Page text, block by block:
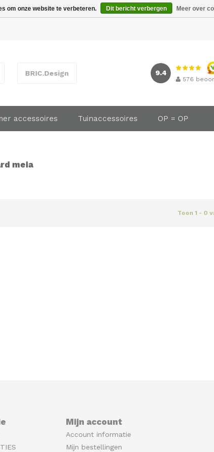
BRIC.Design 9.4
576
accessoires Tuinaccessoires OP = OP
meia
Toon 1 - 0
Mijn account
Account informatie
Mijn bestellingen
om onze website te verbeteren. Dit bericht verbergen Meer over